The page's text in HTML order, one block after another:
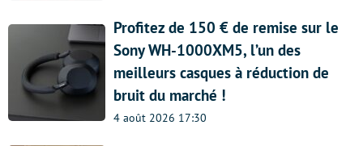
Profitez de 150 € de remise sur le
Sony WH-1000XM5, l’un des
meilleurs casques à réduction de
bruit du marché !
4 août 2026 17:30